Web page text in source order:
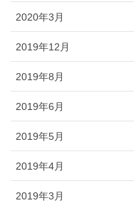
2020年3月
2019年12月
2019年8月
2019年6月
2019年5月
2019年4月
2019年3月